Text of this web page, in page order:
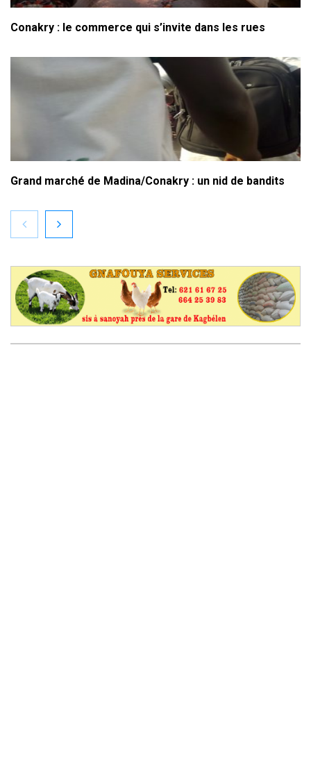
Conakry : le commerce qui s’invite dans les rues
Grand marché de Madina/Conakry : un nid de bandits